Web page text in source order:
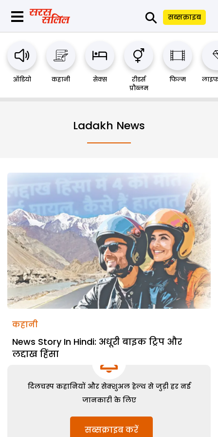
⚲ सब्सक्राइब
ऑडियो कहानी सेक्स
रीडर्स
प्रौब्लम
फिल्म
Ladakh News
कहानी
News Story In Hindi: अधूरी बाइक ट्रिप और
लद्दाख हिंसा
दिलचस्प कहानियों और सेक्शुअल हेल्थ से जुड़ी हर नई
जानकारी के लिए
सब्सक्राइब करें